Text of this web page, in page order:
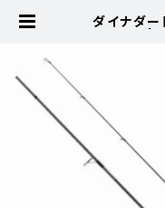
ダイナダ